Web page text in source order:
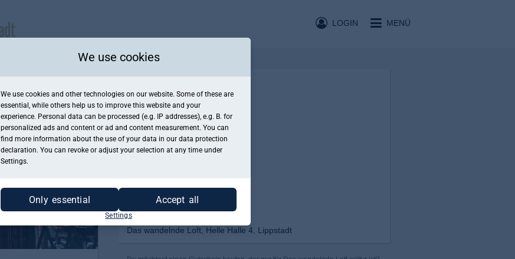
MENÜ
LOGIN
Das wandelnde Loft, Helle Halle 4, Lippstadt
We use cookies
We use cookies and other technologies on our website. Some of these are
essential, while others help us to improve this website and your
experience. Personal data can be processed (e.g. IP addresses), e.g. B. for
personalized ads and content or ad and content measurement. You can
find more information about the use of your data in our data protection
declaration. You can revoke or adjust your selection at any time under
Settings.
Only essential Accept all
Settings